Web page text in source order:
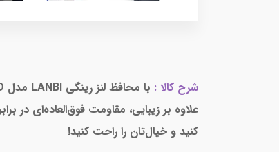
شرح کالا :
علاوه بر زیبایی، مقاومت فوق‌العاده‌ای
کنید و خیال‌تان را راحت کنید!